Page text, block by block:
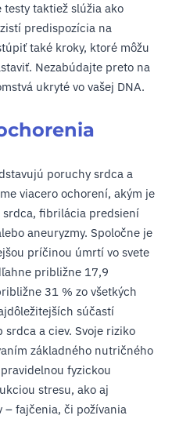
testy taktiež slúžia ako
predispozícia na
také kroky, ktoré môžu
Nezabúdajte preto na
ukryté vo vašej DNA.
poruchy srdca a
viacero ochorení, akým je
fibrilácia predsiení
aneuryzmy. Spoločne je
príčinou úmrtí vo svete
približne 17,9
31 % zo všetkých
súčastí
a ciev. Svoje riziko
základného nutričného
fyzickou
stresu, ako aj
– fajčenia, či požívania